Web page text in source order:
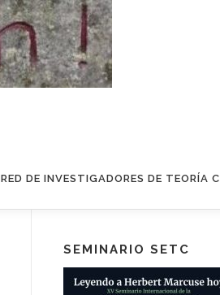
RED DE INVESTIGADORES DE TEORÍA
SEMINARIO SETC